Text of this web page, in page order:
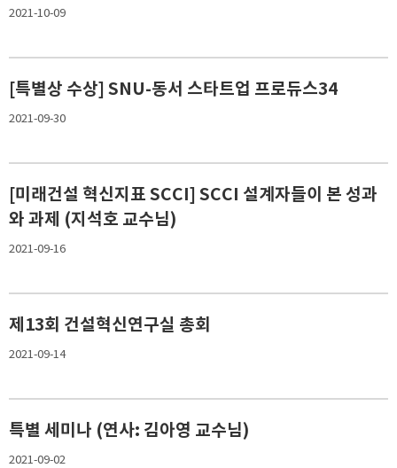
2021-10-09
[특별상 수상] SNU-동서 스타트업 프로듀스34
2021-09-30
[미래건설 혁신지표 SCCI] SCCI 설계자들이 본 성과
와 과제 (지석호 교수님)
2021-09-16
제13회 건설혁신연구실 총회
2021-09-14
특별 세미나 (연사: 김아영 교수님)
2021-09-02